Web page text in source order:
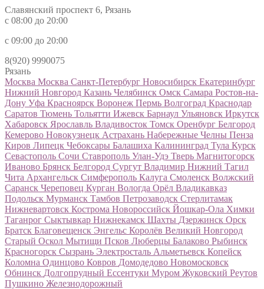
Славянский проспект 6, Рязань
с 08:00 до 20:00
с 09:00 до 20:00
8(920) 9990075
Рязань
Москва Москва Санкт-Петербург Новосибирск Екатеринбург
Нижний Новгород Казань Челябинск Омск Самара Ростов-на-
Дону Уфа Красноярск Воронеж Пермь Волгоград Краснодар
Саратов Тюмень Тольятти Ижевск Барнаул Ульяновск Иркутск
Хабаровск Ярославль Владивосток Томск Оренбург Белгород
Кемерово Новокузнецк Астрахань Набережные Челны Пенза
Киров Липецк Чебоксары Балашиха Калининград Тула Курск
Севастополь Сочи Ставрополь Улан-Удэ Тверь Магнитогорск
Иваново Брянск Белгород Сургут Владимир Нижний Тагил
Чита Архангельск Симферополь Калуга Смоленск Волжский
Саранск Череповец Курган Вологда Орёл Владикавказ
Подольск Мурманск Тамбов Петрозаводск Стерлитамак
Нижневартовск Кострома Новороссийск Йошкар-Ола Химки
Таганрог Сыктывкар Нижнекамск Шахты Дзержинск Орск
Братск Благовещенск Энгельс Королёв Великий Новгород
Старый Оскол Мытищи Псков Люберцы Балаково Рыбинск
Красногорск Сызрань Электросталь Альметьевск Копейск
Коломна Одинцово Ковров Домодедово Новомосковск
Обнинск Долгопрудный Ессентуки Муром Жуковский Реутов
Пушкино Железнодорожный